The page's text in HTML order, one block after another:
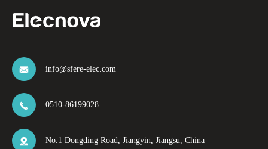
 info@sfere-elec.com
 0510-86199028
 No.1 Dongding Road, Jiangyin, Jiangsu, China